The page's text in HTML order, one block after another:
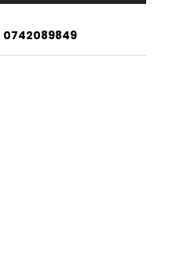
0742089849